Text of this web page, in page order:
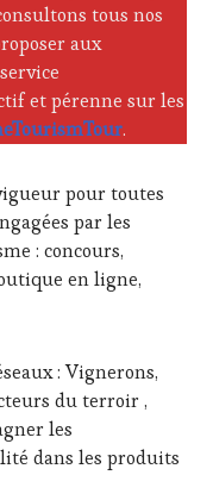
tous nos
aux
et pérenne sur les
.
pour toutes
par les
: concours,
en ligne,
: Vignerons,
du terroir ,
les
dans les produits